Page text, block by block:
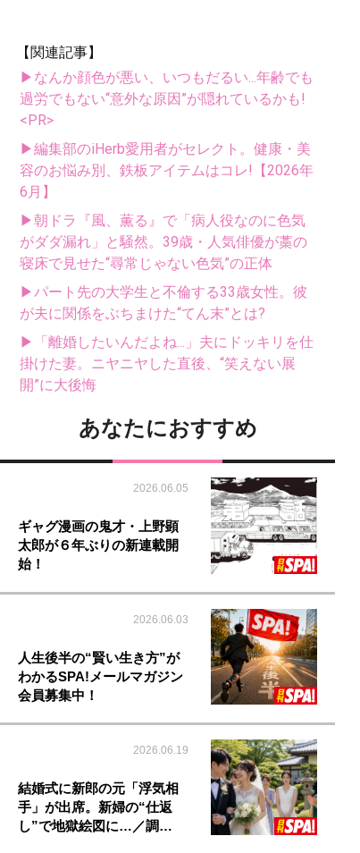
【関連記事】
▶なんか顔色が悪い、いつもだるい...年齢でも
過労でもない“意外な原因”が隠れているかも!
<PR>
▶編集部のiHerb愛用者がセレクト。健康・美
容のお悩み別、鉄板アイテムはコレ!【2026年
6月】
▶朝ドラ『風、薫る』で「病人役なのに色気
がダダ漏れ」と騒然。39歳・人気俳優が藁の
寝床で見せた“尋常じゃない色気”の正体
▶パート先の大学生と不倫する33歳女性。彼
が夫に関係をぶちまけた“てん末”とは?
▶「離婚したいんだよね...」夫にドッキリを仕
掛けた妻。ニヤニヤした直後、“笑えない展
開”に大後悔
あなたにおすすめ
2026.06.05
ギャグ漫画の鬼才・上野顕
太郎が６年ぶりの新連載開
始！
2026.06.03
人生後半の“賢い生き方”が
わかるSPA!メールマガジン
会員募集中！
2026.06.19
結婚式に新郎の元「浮気相
手」が出席。新婦の“仕返
し”で地獄絵図に…／調…